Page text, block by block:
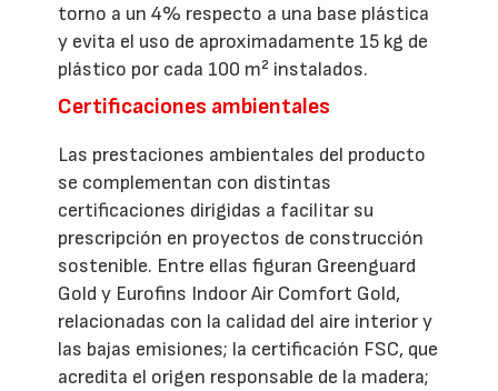
torno a un 4% respecto a una base plástica
y evita el uso de aproximadamente 15 kg de
plástico por cada 100 m² instalados.
Certificaciones ambientales
Las prestaciones ambientales del producto
se complementan con distintas
certificaciones dirigidas a facilitar su
prescripción en proyectos de construcción
sostenible. Entre ellas figuran Greenguard
Gold y Eurofins Indoor Air Comfort Gold,
relacionadas con la calidad del aire interior y
las bajas emisiones; la certificación FSC, que
acredita el origen responsable de la madera;